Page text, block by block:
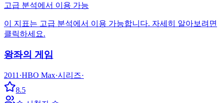
고급 분석에서 이용 가능
이 지표는 고급 분석에서 이용 가능합니다. 자세히 알아보려면
클릭하세요.
왕좌의 게임
2011 ·HBO Max·시리즈·
8.5